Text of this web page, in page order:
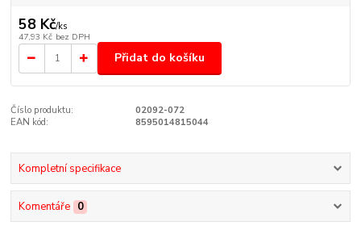
58 Kč/ks
47,93 Kč bez DPH
Přidat do košíku
Číslo produktu:
02092-072
EAN kód:
8595014815044
Kompletní specifikace
Komentáře 0